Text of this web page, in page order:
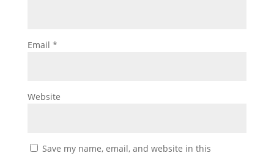
Email *
Website
Save my name, email, and website in this